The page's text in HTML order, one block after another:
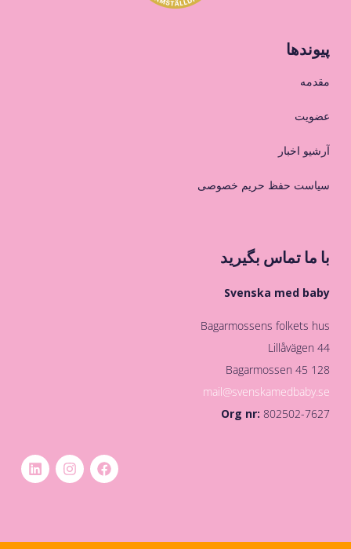
پیوندها
مقدمه
عضویت
آرشیو اخبار
سیاست حفظ حریم خصوصی
با ما تماس بگیرید
Svenska med baby
Bagarmossens folkets hus
Lillåvägen 44
128 45 Bagarmossen
mail@svenskamedbaby.se
Org nr:802502-7627